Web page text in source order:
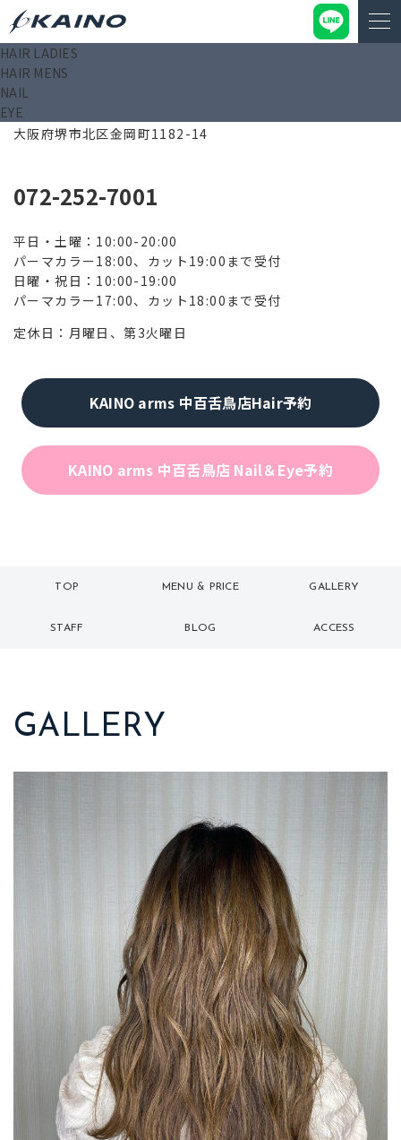
HAIR LADIES
HAIR MENS
NAIL
EYE591-8022
大阪府堺市北区金岡町1182-14
072-252-7001
平日・土曜：10:00-20:00
パーマカラー18:00、カット19:00まで受付
日曜・祝日：10:00-19:00
パーマカラー17:00、カット18:00まで受付
定休日：月曜日、第3火曜日
KAINO arms 中百舌鳥店Hair予約
KAINO arms 中百舌鳥店 Nail＆Eye予約
TOP
トップ
MENU & PRICE
メニュー
GALLERY
ギャラリー
STAFF BLOG ACCESS
GALLERY